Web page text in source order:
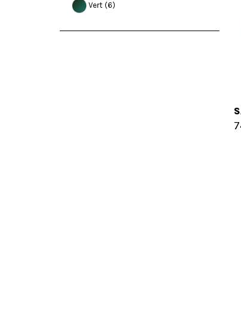
Vert (6)